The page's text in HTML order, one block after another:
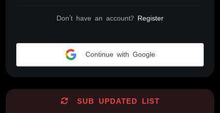
Don't have an account? Register
Continue with Google
SUB UPDATED LIST